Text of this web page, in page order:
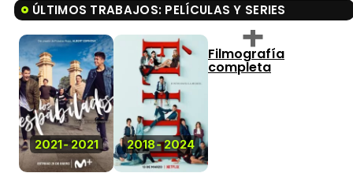
ÚLTIMOS TRABAJOS: PELÍCULAS Y SERIES
2021-2021 2018-2024
Filmografía
completa